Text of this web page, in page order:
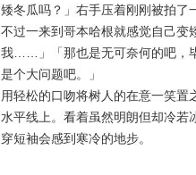
矮冬瓜吗？」右手压着刚刚被拍了
不过一来到哥本哈根就感觉自己变
我……」「那也是无可奈何的吧，
是个大问题吧。」
用轻松的口吻将树人的在意一笑
水平线上。看着虽然明朗但却冷若
穿短袖会感到寒冷的地步。